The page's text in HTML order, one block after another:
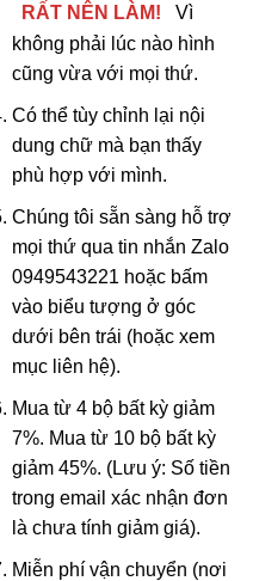
RẤT NÊN LÀM!
Vì
không phải lúc nào hình
cũng vừa với mọi thứ.
Có thể tùy chỉnh lại nội
dung chữ mà bạn thấy
phù hợp với mình.
Chúng tôi sẵn sàng hỗ trợ
mọi thứ qua tin nhắn Zalo
0949543221 hoặc bấm
vào biểu tượng ở góc
dưới bên trái (hoặc xem
mục liên hệ).
Mua từ 4 bộ bất kỳ giảm
7%. Mua từ 10 bộ bất kỳ
giảm 45%. (Lưu ý: Số tiền
trong email xác nhận đơn
là chưa tính giảm giá).
Miễn phí vận chuyển (nơi